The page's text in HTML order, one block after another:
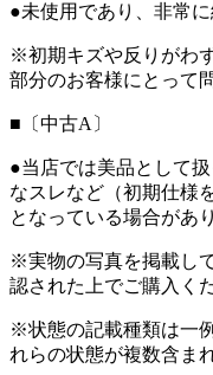
●未使用であり、非常に
※初期キズや反りがわ
部分のお客様にとって
■〔中古A〕
●当店では美品として
なスレなど（初期仕様
となっている場合があ
※実物の写真を掲載し
認された上でご購入く
※状態の記載種類は一
れらの状態が複数含ま